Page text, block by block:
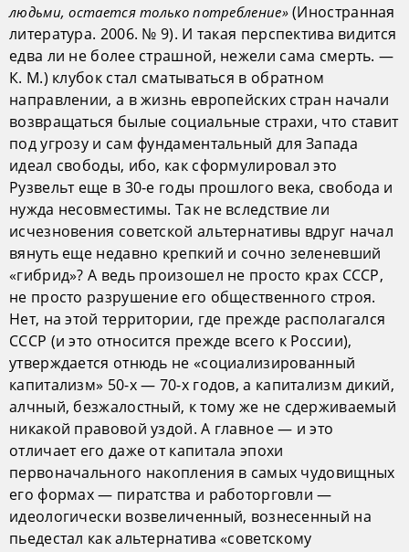
людьми, остается только потребление»(Иностранная
литература. 2006. № 9). И такая перспектива видится
едва ли не более страшной, нежели сама смерть. —
К. М.) клубок стал сматываться в обратном
направлении, а в жизнь европейских стран начали
возвращаться былые социальные страхи, что ставит
под угрозу и сам фундаментальный для Запада
идеал свободы, ибо, как сформулировал это
Рузвельт еще в 30-е годы прошлого века, свобода и
нужда несовместимы. Так не вследствие ли
исчезновения советской альтернативы вдруг начал
вянуть еще недавно крепкий и сочно зеленевший
«гибрид»? А ведь произошел не просто крах СССР,
не просто разрушение его общественного строя.
Нет, на этой территории, где прежде располагался
СССР (и это относится прежде всего к России),
утверждается отнюдь не «социализированный
капитализм» 50-х — 70-х годов, а капитализм дикий,
алчный, безжалостный, к тому же не сдерживаемый
никакой правовой уздой. А главное — и это
отличает его даже от капитала эпохи
первоначального накопления в самых чудовищных
его формах — пиратства и работорговли —
идеологически возвеличенный, вознесенный на
пьедестал как альтернатива «советскому